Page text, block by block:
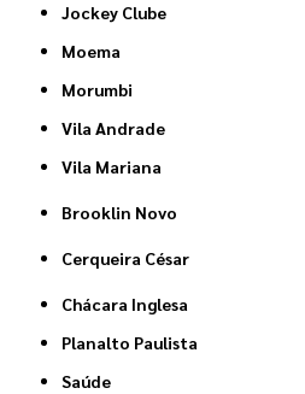
Jockey Clube
Moema
Morumbi
Vila Andrade
Vila Mariana
Brooklin Novo
Cerqueira César
Chácara Inglesa
Planalto Paulista
Saúde